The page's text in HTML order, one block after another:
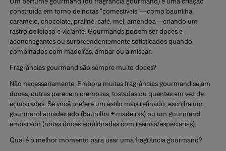
construída em torno de notas “comestíveis”—como baunilha,
caramelo, chocolate, praliné, café, mel, amêndoa—criando um
rastro delicioso e viciante. Gourmands podem ser doces e
aconchegantes ou surpreendentemente sofisticados quando
combinados com madeiras, âmbar ou almíscar.
Fragrâncias gourmand são sempre muito doces?
Não necessariamente. Embora muitasfragrâncias gourmand sejam
doces, outras parecem cremosas, tostadas ou quentesem vez de
açucaradas. Se você prefere um estilo mais refinado, escolha um
gourmand amadeirado (baunilha + madeiras) ou um gourmand
ambarado (notas doces equilibradas com resinas/especiarias).
Qual é o melhor momento para usar uma fragrância gourmand?